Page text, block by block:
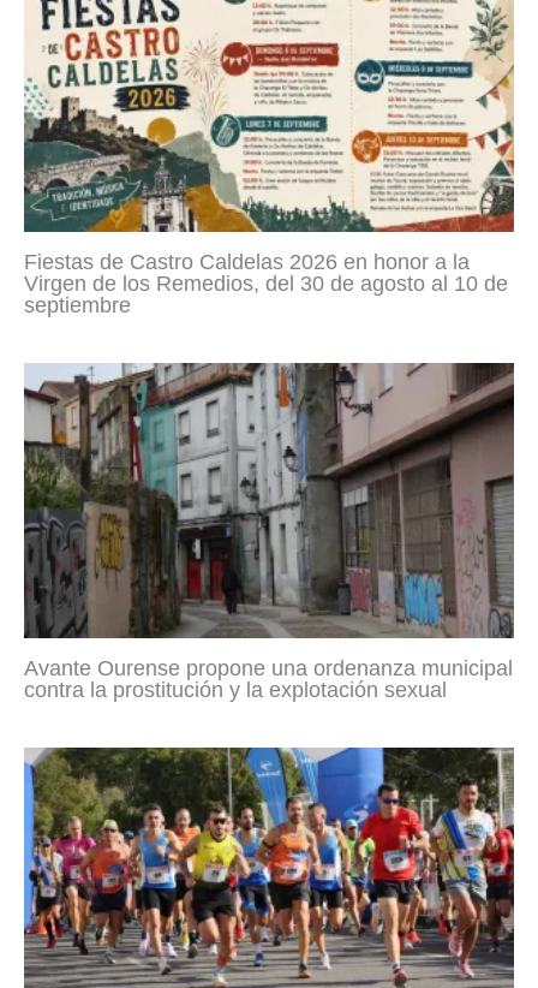
Fiestas de Castro Caldelas 2026 en honor a la
Virgen de los Remedios, del 30 de agosto al 10 de
septiembre
Avante Ourense propone una ordenanza municipal
contra la prostitución y la explotación sexual